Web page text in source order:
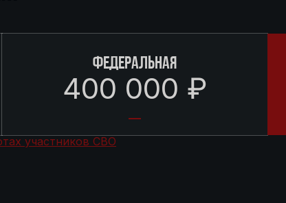
ФЕДЕРАЛЬНАЯ
400 000 ₽
участников СВО